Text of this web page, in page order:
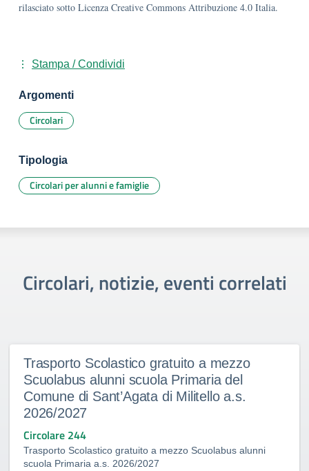
rilasciato sotto Licenza Creative Commons Attribuzione 4.0 Italia.
Stampa / Condividi
Argomenti
Circolari
Tipologia
Circolari per alunni e famiglie
Circolari, notizie, eventi correlati
Trasporto Scolastico gratuito a mezzo
Scuolabus alunni scuola Primaria del
Comune di Sant’Agata di Militello a.s.
2026/2027
Circolare 244
Trasporto Scolastico gratuito a mezzo Scuolabus alunni
scuola Primaria a.s. 2026/2027